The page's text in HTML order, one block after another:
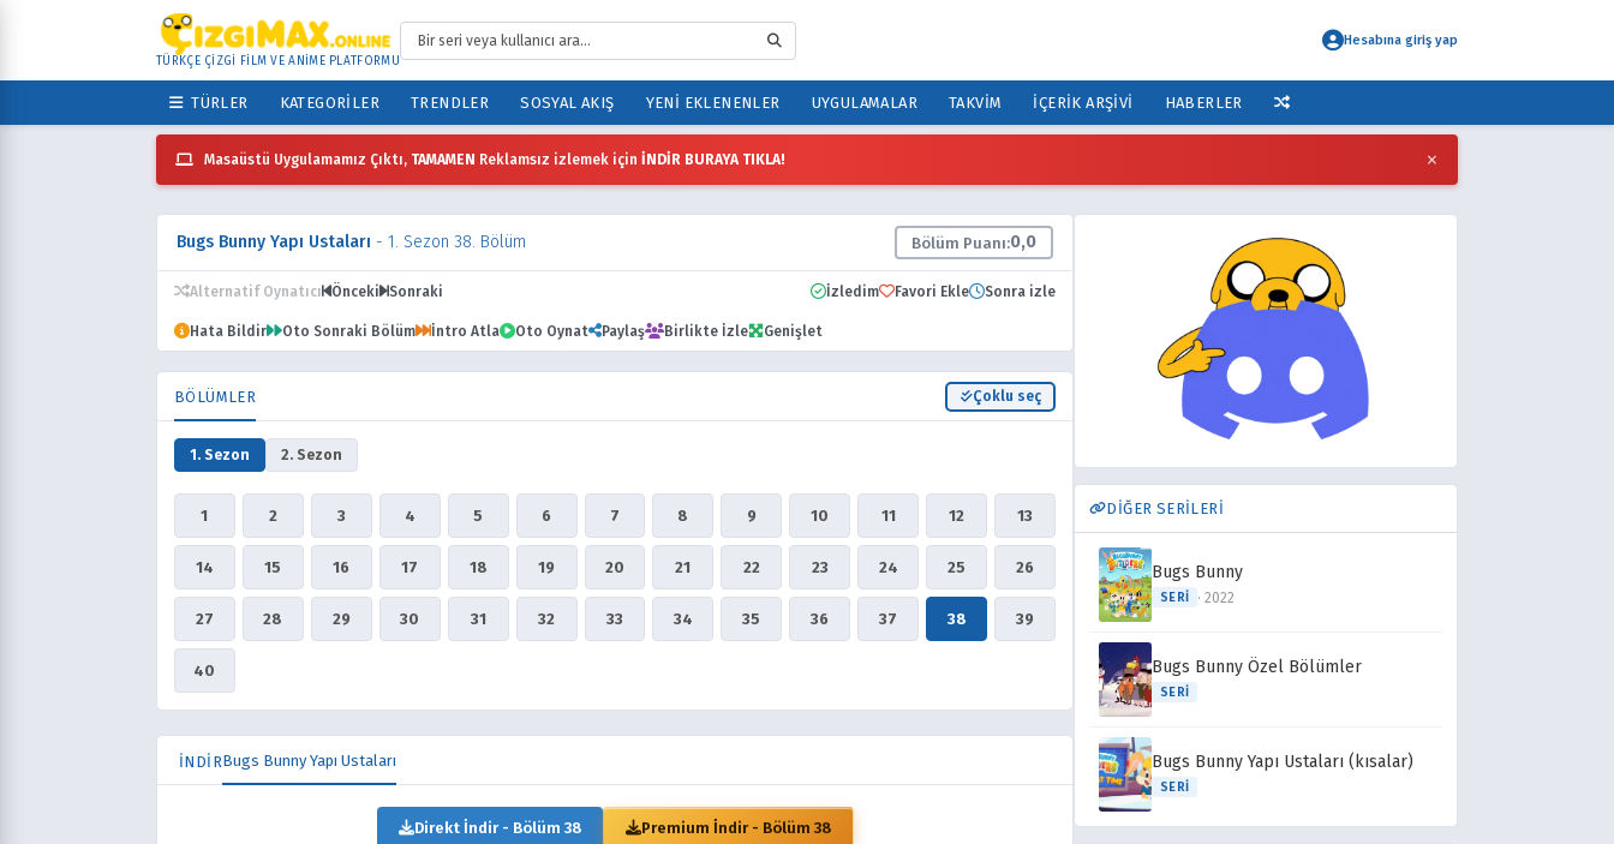
TÜRKÇE ÇİZGİ FİLM VE ANİME PLATFORMU
Hesabına giriş yap
TÜRLER KATEGORILER TRENDLER SOSYAL AKIŞ YENI EKLENENLER UYGULAMALAR TAKVIM İÇERIK ARŞIVI HABERLER
Masaüstü Uygulamamız Çıktı, TAMAMEN Reklamsız izlemek için İNDİR BURAYA TIKLA! ×
Bugs Bunny Yapı Ustaları - 1. Sezon 38. Bölüm Bölüm Puanı:0,0
Alternatif Oynatıcı Önceki Sonraki İzledim Favori Ekle Sonra izle
Hata Bildir Oto Sonraki Bölüm İntro Atla Oto Oynat Paylaş Birlikte İzle Genişlet
BÖLÜMLER Çoklu seç
1. Sezon 2. Sezon
1 2 3 4 5 6 7 8 9 10 11 12 13
14 15 16 17 18 19 20 21 22 23 24 25 26
27 28 29 30 31 32 33 34 35 36 37 38 39
40
İNDİRBugs Bunny Yapı Ustaları
Direkt İndir - Bölüm 38 Premium İndir - Bölüm 38
DİĞER SERİLERİ
Bugs Bunny
SERI · 2022
Bugs Bunny Özel Bölümler
SERI
Bugs Bunny Yapı Ustaları (kısalar)
SERI